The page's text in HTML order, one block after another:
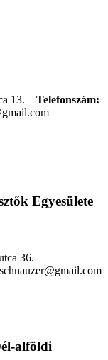
13. Telefonszám:
Egyesülete
36.
alföldi